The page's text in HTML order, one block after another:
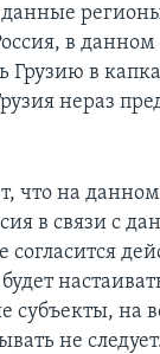
в
Грузию в
нераз
что на
в связи с
согласится
на
не